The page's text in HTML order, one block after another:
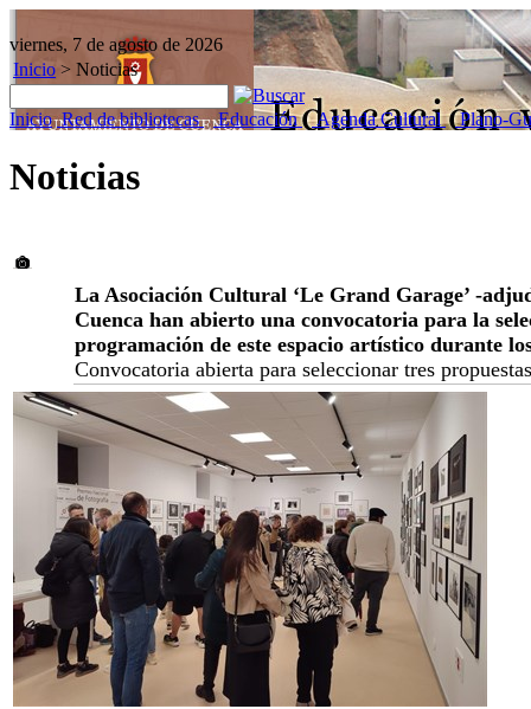
viernes, 7 de agosto de 2026
Inicio > Noticias
Inicio Red de bibliotecas Educación Agenda Cultural Plano-
Noticias
La Asociación Cultural ‘Le Grand Garage’ -
Cuenca han abierto una convocatoria para la
programación de este espacio artístico durante
Convocatoria abierta para seleccionar tres